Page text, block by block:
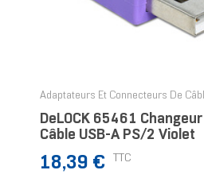
Adaptateurs Et Connecteurs De
DeLOCK 65461 Changeur
Câble USB-A PS/2 Violet
Prix
18,39 € TTC